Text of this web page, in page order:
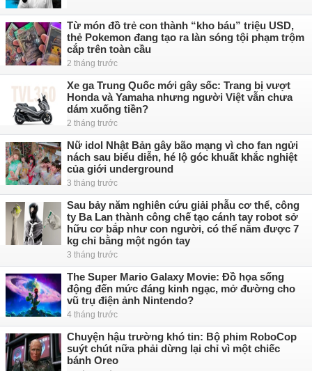
Từ món đồ trẻ con thành “kho báu” triệu USD,
thẻ Pokemon đang tạo ra làn sóng tội phạm trộm
cắp trên toàn cầu
2 tháng trước
Xe ga Trung Quốc mới gây sốc: Trang bị vượt
Honda và Yamaha nhưng người Việt vẫn chưa
dám xuống tiền?
2 tháng trước
Nữ idol Nhật Bản gây bão mạng vì cho fan ngửi
nách sau biểu diễn, hé lộ góc khuất khắc nghiệt
của giới underground
3 tháng trước
Sau bảy năm nghiên cứu giải phẫu cơ thể, công
ty Ba Lan thành công chế tạo cánh tay robot sở
hữu cơ bắp như con người, có thể nắm được 7
kg chỉ bằng một ngón tay
3 tháng trước
The Super Mario Galaxy Movie: Đồ họa sống
động đến mức đáng kinh ngạc, mở đường cho
vũ trụ điện ảnh Nintendo?
4 tháng trước
Chuyện hậu trường khó tin: Bộ phim RoboCop
suýt chút nữa phải dừng lại chỉ vì một chiếc
bánh Oreo